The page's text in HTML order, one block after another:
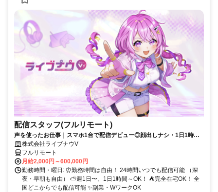
配信スタッフ(フルリモート)
声を使ったお仕事｜スマホ1台で配信デビュー◎顔出しナシ・1日1時間
～OK♪
株式会社ライブナウV
フルリモート
月給2,000円～600,000円
勤務時間・曜日: ⏰勤務時間は自由！ 24時間いつでも配信可能 （深
夜・早朝も自由） ⛅週1日〜、1日1時間～OK！ ⛺完全在宅OK！ 全
国どこからでも配信可能 ✨副業・WワークOK